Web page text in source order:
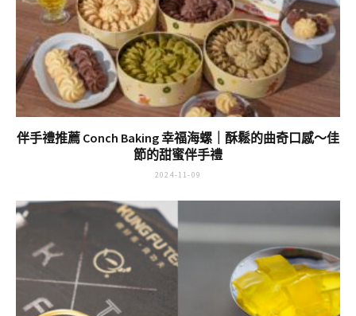
伴手禮推薦 Conch Baking 幸福海螺｜酥鬆的曲奇口感～佳
節的甜蜜伴手禮
2024-11-09